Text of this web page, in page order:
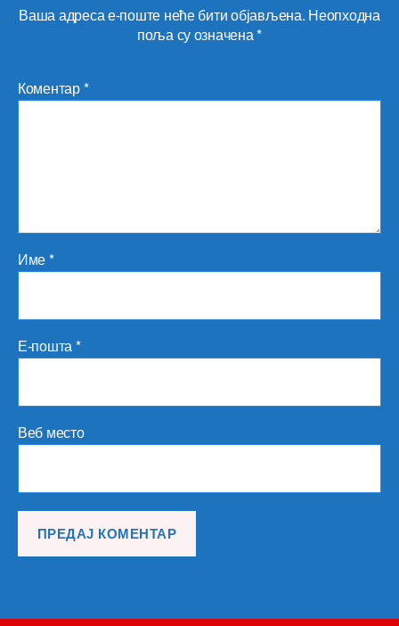
Ваша адреса е-поште неће бити објављена. Неопходна
поља су означена*
Коментар*
Име*
Е-пошта *
Веб место